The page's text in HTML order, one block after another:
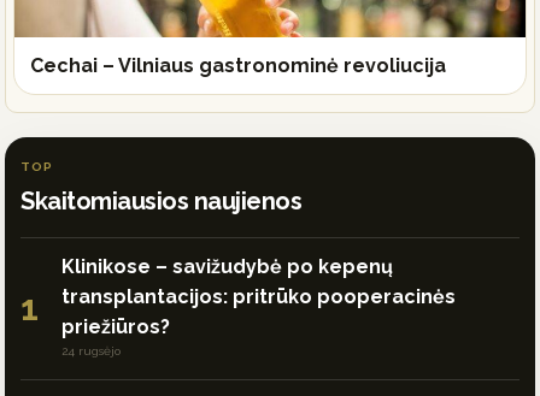
Cechai – Vilniaus gastronominė revoliucija
TOP
Skaitomiausios naujienos
1
Klinikose – savižudybė po kepenų
transplantacijos: pritrūko pooperacinės
priežiūros?
24 rugsėjo